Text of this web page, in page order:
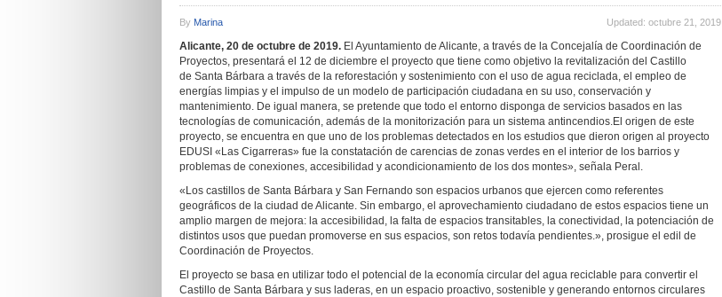
By Marina Updated: octubre 21, 2019
A licante, 20 de octubre de 2019. El Ayuntamiento de Alicante, a través de la Concejalía de Coordinación de
Proyectos, presentará el 12 de diciembre el proyecto que tiene como objetivo la revitalización del Castillo
de Santa Bárbara a través de la reforestación y sostenimiento con el uso de agua reciclada, el empleo de
energías limpias y el impulso de un modelo de participación ciudadana en su uso, conservación y
mantenimiento. De igual manera, se pretende que todo el entorno disponga de servicios basados en las
tecnologías de comunicación, además de la monitorización para un sistema antincendios.El origen de este
proyecto, se encuentra en que uno de los problemas detectados en los estudios que dieron origen al proyecto
EDUSI «Las Cigarreras» fue la constatación de carencias de zonas verdes en el interior de los barrios y
problemas de conexiones, accesibilidad y acondicionamiento de los dos montes», señala Peral.
«Los castillos de Santa Bárbara y San Fernando son espacios urbanos que ejercen como referentes
geográficos de la ciudad de Alicante. Sin embargo, el aprovechamiento ciudadano de estos espacios tiene un
amplio margen de mejora: la accesibilidad, la falta de espacios transitables, la conectividad, la potenciación de
distintos usos que puedan promoverse en sus espacios, son retos todavía pendientes.», prosigue el edil de
Coordinación de Proyectos.
El proyecto se basa en utilizar todo el potencial de la economía circular del agua reciclable para convertir el
Castillo de Santa Bárbara y sus laderas, en un espacio proactivo, sostenible y generando entornos circulares